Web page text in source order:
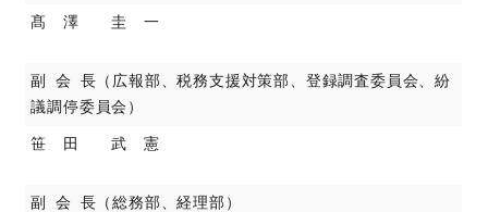
髙 澤 圭 一
副 会 長（広報部、税務支援対策部、登録調査委員会、紛
議調停委員会）
笹 田 武 憲
副 会 長（総務部、経理部）